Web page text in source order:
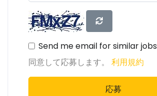
Send me email for similar jobs
同意して応募します。 利用規約
応募